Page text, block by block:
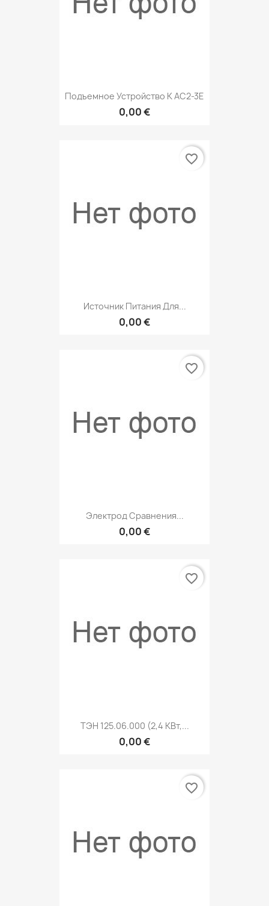
Подъемное Устройство К АС2-3Е
0,00 €
Источник Питания Для...
0,00 €
favorite_border
Электрод Сравнения...
0,00 €
favorite_border
ТЭН 125.06.000 (2,4 КВт,...
0,00 €
favorite_border
favorite_border